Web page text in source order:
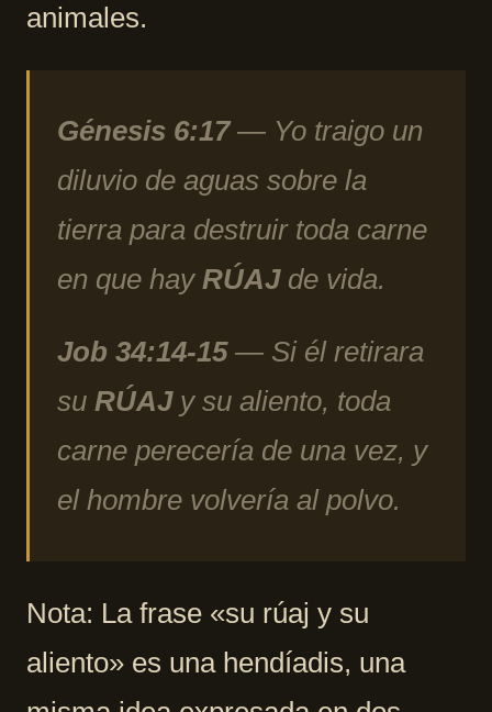
animales.
Génesis 6:17— Yo traigo un
diluvio de aguas sobre la
tierra para destruir toda carne
en que hay RÚAJde vida.
Job 34:14-15— Si él retirara
su RÚAJy su aliento, toda
carne perecería de una vez, y
el hombre volvería al polvo.
Nota: La frase «su rúaj y su
aliento» es una hendíadis, una